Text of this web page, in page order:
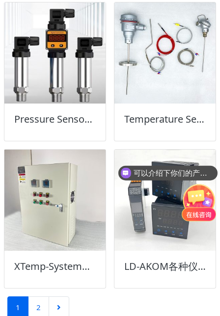
Pressure Sensor压力传感器 Temperature Sensor温度传感器
XTemp-System热控系统 LD-AKOM各种仪表
1 2
可以介绍下你们的产品么？